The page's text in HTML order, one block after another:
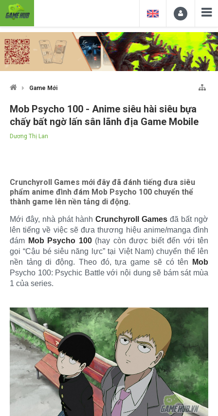
Game Mới
Mob Psycho 100 - Anime siêu hài siêu bựa
chấy bất ngờ lấn sân lãnh địa Game Mobile
Dương Thị Lan
Crunchyroll Games mới đây đã đánh tiếng đưa siêu
phẩm anime đình đám Mob Psycho 100 chuyển thể
thành game lên nền tảng di động.
Mới đây, nhà phát hành Crunchyroll Games đã bất ngờ
lên tiếng về việc sẽ đưa thương hiệu anime/manga đình
đám Mob Psycho 100(hay còn được biết đến với tên
gọi “Cậu bé siêu năng lực” tại Việt Nam) chuyển thể lên
nền tảng di động. Theo đó, tựa game sẽ có tên
Mob
Psycho 100: Psychic Battle với nội dung sẽ bám sát mùa
1 của series.